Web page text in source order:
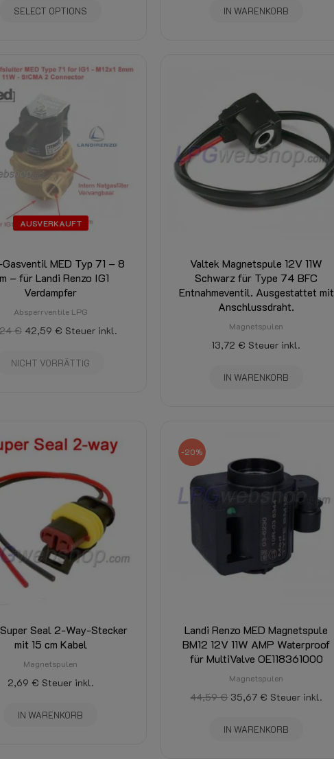
SELECT OPTIONS IN WARENKORB
AUSVERKAUFT
MED Typ 71 – 8
– für Landi Renzo IG1
Verdampfer
Absperrventile LPG
€ 42,59 € Steuer inkl.
NICHT VORRÄTTIG
Valtek Magnetspule 12V 11W
Schwarz für Type 74 BFC
Entnahmeventil. Ausgestattet mit
Anschlussdraht.
Magnetspulen
13,72 € Steuer inkl.
IN WARENKORB
Seal 2-Way-Stecker
mit 15 cm Kabel
Magnetspulen
2,69 € Steuer inkl.
IN WARENKORB
-20%
Landi Renzo MED Magnetspule
BM12 12V 11W AMP Waterproof
für MultiValve OE118361000
Magnetspulen
44,59 € 35,67 € Steuer inkl.
IN WARENKORB